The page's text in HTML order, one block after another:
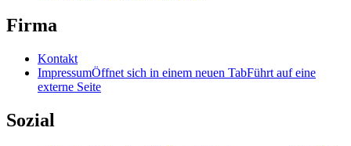
Firma
Kontakt
ImpressumÖffnet sich in einem neuen TabFührt auf eine
externe Seite
Sozial